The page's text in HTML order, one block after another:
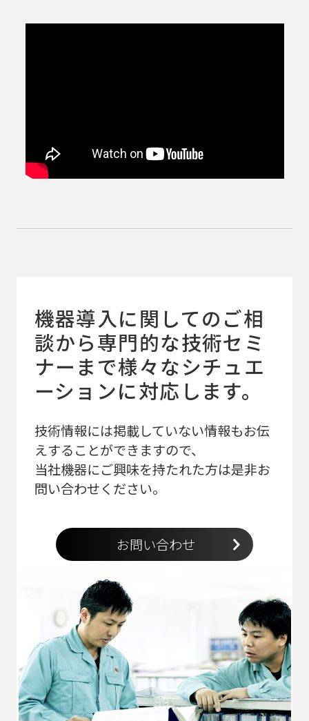
機器導入に関してのご相
談から専門的な技術セミ
ナーまで様々なシチュエ
ーションに対応します。
技術情報には掲載していない情報もお伝
えすることができますので、
当社機器にご興味を持たれた方は是非お
問い合わせください。
お問い合わせ